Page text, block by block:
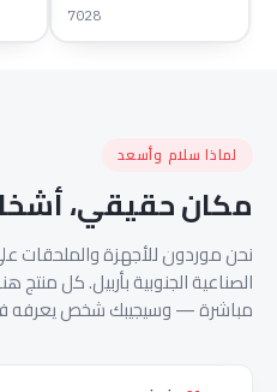
7028
لماذا سلام وأسعد
مكان حقيقي،
نحن موردون للأجهزة والملحقات
الصناعية الجنوبية بأربيل. كل منتج
مباشرة — وسيجيبك شخص يعرفه